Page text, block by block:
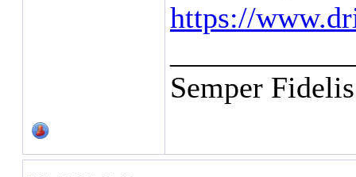
https://
Semper